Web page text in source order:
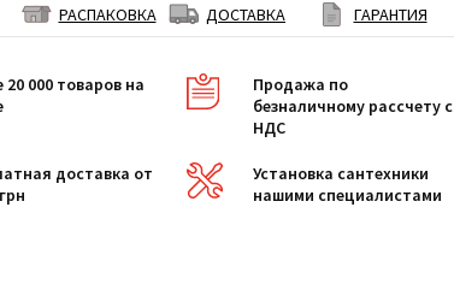
РАСПАКОВКА ДОСТАВКА ГАРАНТИЯ
20 000 товаров на
Продажа по
безналичному рассчету с
НДС
доставка от
Установка сантехники
нашими специалистами